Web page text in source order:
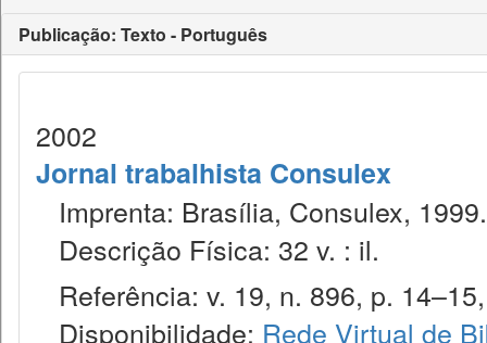
Publicação: Texto - Português
2002
Jornal trabalhista Consulex
Imprenta: Brasília, Consulex, 1999.
Descrição Física: 32 v. : il.
Referência: v. 19, n. 896, p.
Disponibilidade: Rede Virtual de